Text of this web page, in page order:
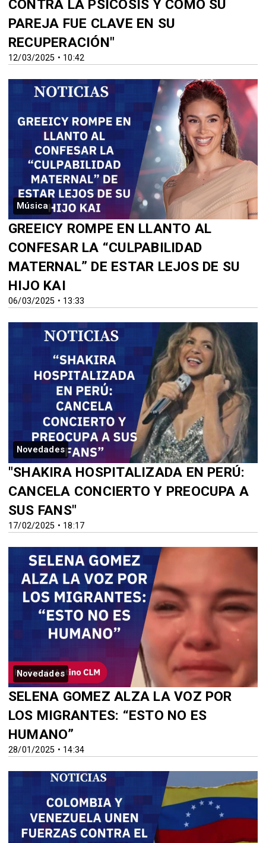
12/03/2025 • 10:42
CONTRA LA PSICOSIS Y CÓMO SU
PAREJA FUE CLAVE EN SU
RECUPERACIÓN"
Música
06/03/2025 • 13:33
GREEICY ROMPE EN LLANTO AL
CONFESAR LA “CULPABILIDAD
MATERNAL” DE ESTAR LEJOS DE SU
HIJO KAI
Novedades
17/02/2025 • 18:17
"SHAKIRA HOSPITALIZADA EN PERÚ:
CANCELA CONCIERTO Y PREOCUPA A
SUS FANS"
Novedades
28/01/2025 • 14:34
SELENA GOMEZ ALZA LA VOZ POR
LOS MIGRANTES: “ESTO NO ES
HUMANO”